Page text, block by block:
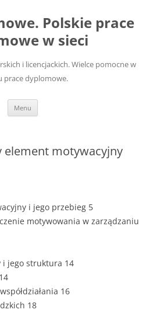
Polskie prace
w sieci
i licencjackich. Wielce pomocne w
prace dyplomowe.
Menu
element motywacyjny
i jego przebieg 5
motywowania w zarządzaniu
i jego struktura 14
16
18